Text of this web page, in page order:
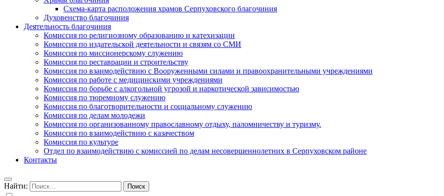
Схема-карта расположения храмов Серпуховского благочиния
Духовенство благочиния
Деятельность благочиния
Комиссия по религиозному образованию и катехизации
Комиссия по издательской деятельности и связям со СМИ
Комиссия по миссионерскому служению
Комиссия по реставрации и строительству
Комиссия по взаимодействию с Вооруженными силами и правоохранительными учреждениями
Комиссия по работе с медицинскими учреждениями
Комиссия по борьбе с алкогольной угрозой и наркотической зависимостью
Комиссия по тюремному служению
Комиссия по благотворительности и социальному служению
Комиссия по делам молодежи
Комиссия по организованному православному отдыху, паломничеству и туризму.
Комиссия по взаимодействию с казачеством
Комиссия по культуре
Отдел по взаимодействию с комиссией по делам несовершеннолетних в Серпуховском районе
Контакты
Найти: